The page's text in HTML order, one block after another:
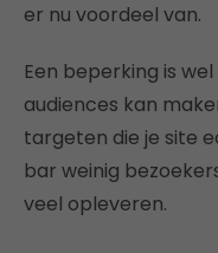
er nu voordeel van.
Een beperking is
audiences kan
targeten die je site
bar weinig
veel opleveren.